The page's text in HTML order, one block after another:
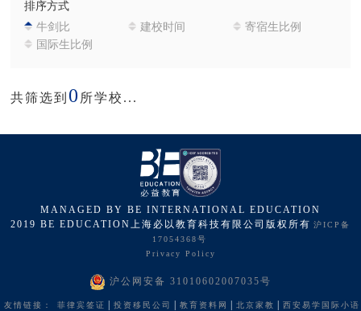
排序方式
牛剑比
建校时间
寄宿生比例
国际生比例
共筛选到 0 所学校...
MANAGED BY BE INTERNATIONAL EDUCATION
2019 BE EDUCATION上海必以教育科技有限公司版权所有 沪ICP备
17054368号
Privacy Policy
沪公网安备 31010602007035号
友情链接： 菲律宾签证 投资移民公司 教育资料网 北京家教 西安易学国际小语